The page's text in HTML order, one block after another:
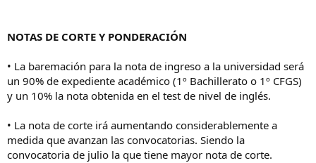
NOTAS DE CORTE Y PONDERACIÓN
• La baremación para la nota de ingreso a la universidad será
un 90% de expediente académico (1º Bachillerato o 1º CFGS)
y un 10% la nota obtenida en el test de nivel de inglés.
• La nota de corte irá aumentando considerablemente a
medida que avanzan las convocatorias. Siendo la
convocatoria de julio la que tiene mayor nota de corte.